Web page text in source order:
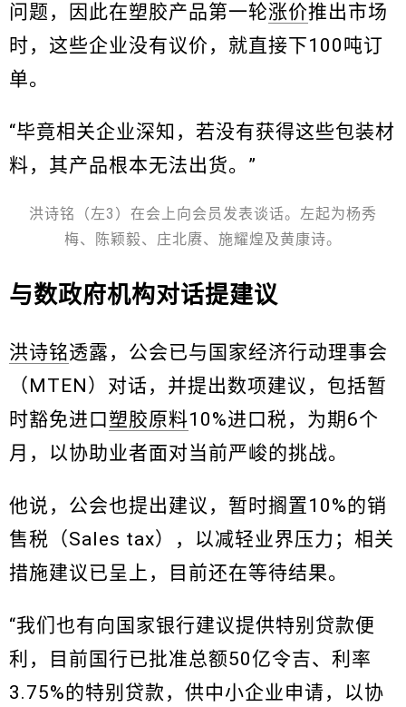
问题，因此在塑胶产品第一轮涨价推出市场
时，这些企业没有议价，就直接下100吨订
单。
“毕竟相关企业深知，若没有获得这些包装材
料，其产品根本无法出货。”
洪诗铭（左3）在会上向会员发表谈话。左起为杨秀
梅、陈颖毅、庄北赓、施耀煌及黄康诗。
与数政府机构对话提建议
洪诗铭透露，公会已与国家经济行动理事会
（MTEN）对话，并提出数项建议，包括暂
时豁免进口塑胶原料10%进口税，为期6个
月，以协助业者面对当前严峻的挑战。
他说，公会也提出建议，暂时搁置10%的销
售税（Sales tax），以减轻业界压力；相关
措施建议已呈上，目前还在等待结果。
“我们也有向国家银行建议提供特别贷款便
利，目前国行已批准总额50亿令吉、利率
3.75%的特别贷款，供中小企业申请，以协